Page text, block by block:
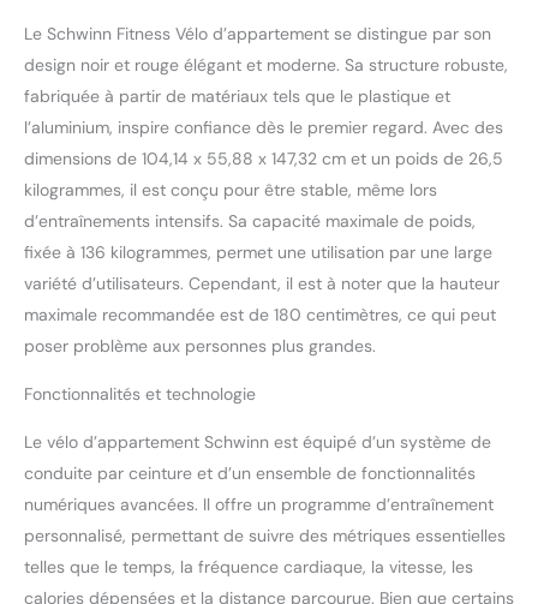
entraînements cardio.
CONFORT
PERSONNALISÉ: Selle
réglable pour s’adapter à
chaque utilisateur, jusqu’à
136 kg de poids max.
CONSOLE INTUITIVE:
affichant temps, distance,
vitesse, calories et
fréquence cardiaque.
CONNECTIVITÉ
avec Kinomap et Zwift
interactives, ou utilisez les
13 programmes intégrés
MOBILITÉ FACILE:
Roulettes de transport
intégrées et poids
équilibré pour déplacer
Le Schwinn Fitness Vélo d’appartement se distingue par son
design noir et rouge élégant et moderne. Sa structure robuste,
fabriquée à partir de matériaux tels que le plastique et
l’aluminium, inspire confiance dès le premier regard. Avec des
dimensions de 104,14 x 55,88 x 147,32 cm et un poids de 26,5
kilogrammes, il est conçu pour être stable, même lors
d’entraînements intensifs. Sa capacité maximale de poids,
fixée à 136 kilogrammes, permet une utilisation par une large
variété d’utilisateurs. Cependant, il est à noter que la hauteur
maximale recommandée est de 180 centimètres, ce qui peut
poser problème aux personnes plus grandes.
Fonctionnalités et technologie
Le vélo d’appartement Schwinn est équipé d’un système de
conduite par ceinture et d’un ensemble de fonctionnalités
numériques avancées. Il offre un programme d’entraînement
personnalisé, permettant de suivre des métriques essentielles
telles que le temps, la fréquence cardiaque, la vitesse, les
calories dépensées et la distance parcourue. Bien que certains